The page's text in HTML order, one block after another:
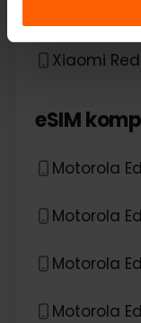
Xiaomi
Xiaomi
eSIM
Motorola
Motorola
Motorola
Motorola